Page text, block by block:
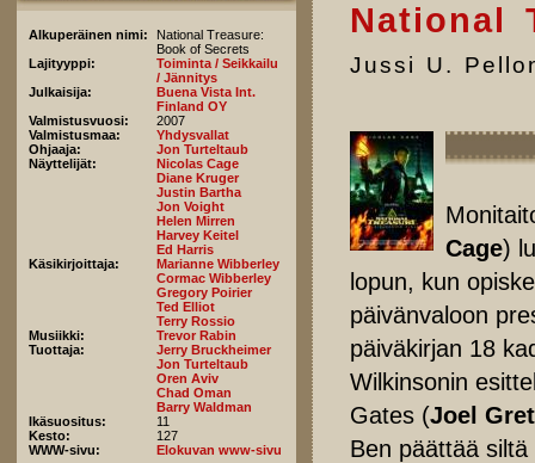
Alkuperäinen nimi:
National Treasure:
Book of Secrets
Lajityyppi:
Toiminta / Seikkailu
/ Jännitys
Julkaisija:
Buena Vista Int.
Finland OY
Valmistusvuosi:
2007
Valmistusmaa:
Yhdysvallat
Ohjaaja:
Jon Turteltaub
Näyttelijät:
Nicolas Cage
Diane Kruger
Justin Bartha
Jon Voight
Helen Mirren
Harvey Keitel
Ed Harris
Käsikirjoittaja:
Marianne Wibberley
Cormac Wibberley
Gregory Poirier
Ted Elliot
Terry Rossio
Musiikki:
Trevor Rabin
Tuottaja:
Jerry Bruckheimer
Jon Turteltaub
Oren Aviv
Chad Oman
Barry Waldman
Ikäsuositus:
11
Kesto:
127
WWW-sivu:
Elokuvan www-sivu
National
Jussi U.
Cage)
lopun, kun
päivänvaloon
päiväkirjan 18
Wilkinsonin
Gates (Joel
Ben päättää